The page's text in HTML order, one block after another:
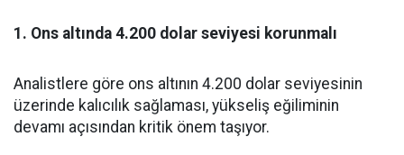
1. Ons altında 4.200 dolar seviyesi korunmalı
Analistlere göre ons altının 4.200 dolar seviyesinin
üzerinde kalıcılık sağlaması, yükseliş eğiliminin
devamı açısından kritik önem taşıyor.